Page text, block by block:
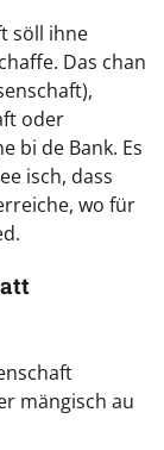
söll ihne
Das chan
oder
bi de Bank. Es
isch, dass
wo für
mängisch au